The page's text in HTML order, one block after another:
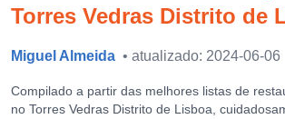
Torres Vedras Distrito de
Miguel Almeida • atualizado: 2024-06-06
Compilado a partir das melhores listas de
no Torres Vedras Distrito de Lisboa,